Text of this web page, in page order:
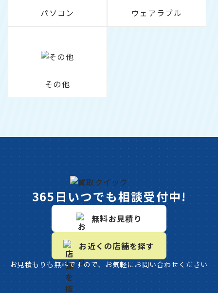
パソコン ウェアラブル
その他
365日いつでも相談受付中!
無料お見積り
お近くの店舗を探す
お見積もりも無料ですので、お気軽にお問い合わせください